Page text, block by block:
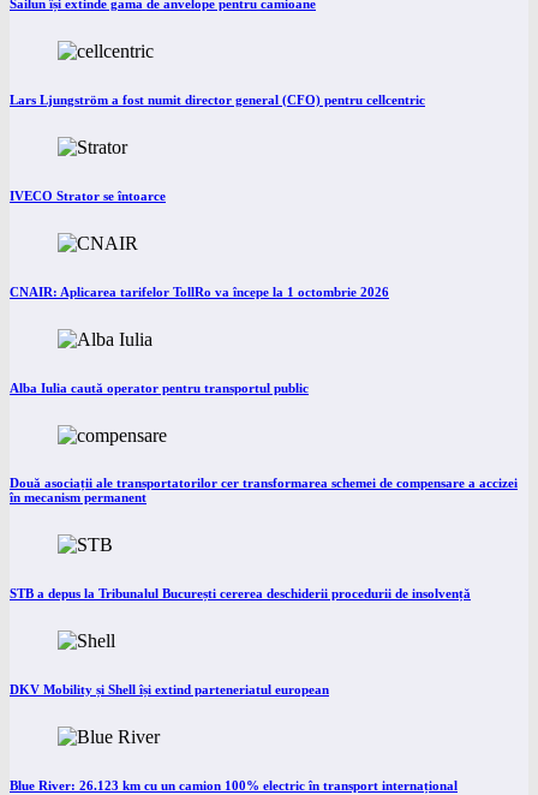
Sailun își extinde gama de anvelope pentru camioane
Lars Ljungström a fost numit director general (CFO) pentru cellcentric
IVECO Strator se întoarce
CNAIR: Aplicarea tarifelor TollRo va începe la 1 octombrie 2026
Alba Iulia caută operator pentru transportul public
Două asociații ale transportatorilor cer transformarea schemei de compensare a accizei
în mecanism permanent
STB a depus la Tribunalul București cererea deschiderii procedurii de insolvență
DKV Mobility și Shell își extind parteneriatul european
Blue River: 26.123 km cu un camion 100% electric în transport internațional